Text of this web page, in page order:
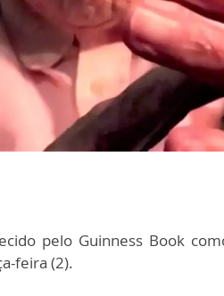
pelo Guinness Book
feira (2).